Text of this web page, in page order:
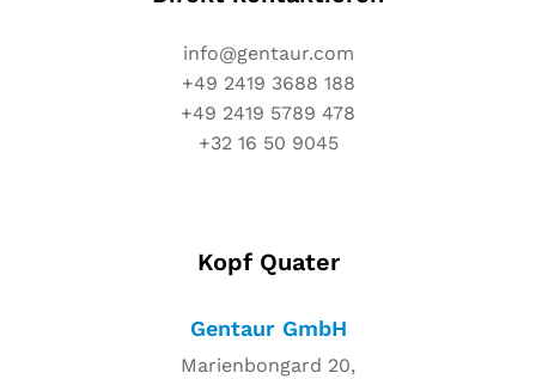
info@gentaur.com
+49 2419 3688 188
+49 2419 5789 478
+32 16 50 9045
Kopf Quater
Gentaur GmbH
Marienbongard 20,